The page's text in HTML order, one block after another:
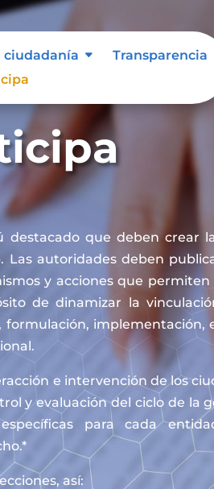
ciudadanía
Transparencia
que deben crear
autoridades deben
y acciones que
de dinamizar la
implementación,
e intervención de los
y evaluación del ciclo de la
para cada
así: